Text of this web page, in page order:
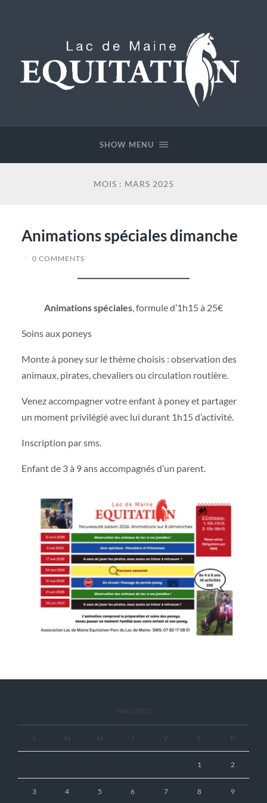
SHOW MENU
MOIS : MARS 2025
Animations spéciales dimanche
/ 0 COMMENTS
Animations spéciales, formule d’1h15 à 25€
Soins aux poneys
Monte à poney sur le thème choisis : observation des
animaux, pirates, chevaliers ou circulation routière.
Venez accompagner votre enfant à poney et partager
un moment privilégié avec lui durant 1h15 d’activité.
Inscription par sms.
Enfant de 3 à 9 ans accompagnés d’un parent.
Mars 2025
L M M J V S D
1 2
3 4 5 6 7 8 9